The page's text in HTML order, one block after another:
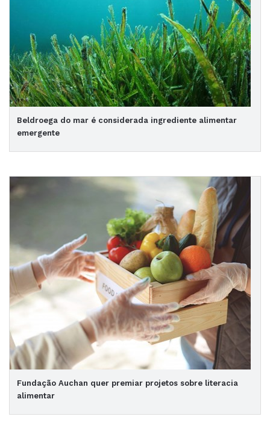
Beldroega do mar é considerada ingrediente alimentar
emergente
Fundação Auchan quer premiar projetos sobre literacia
alimentar